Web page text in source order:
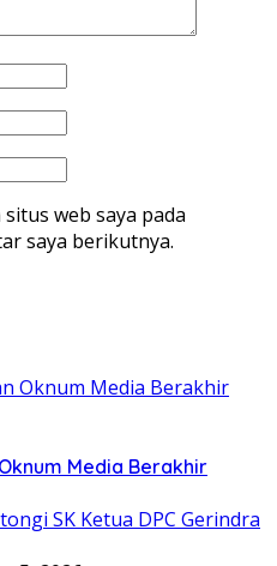
web saya pada
saya berikutnya.
Media Berakhir